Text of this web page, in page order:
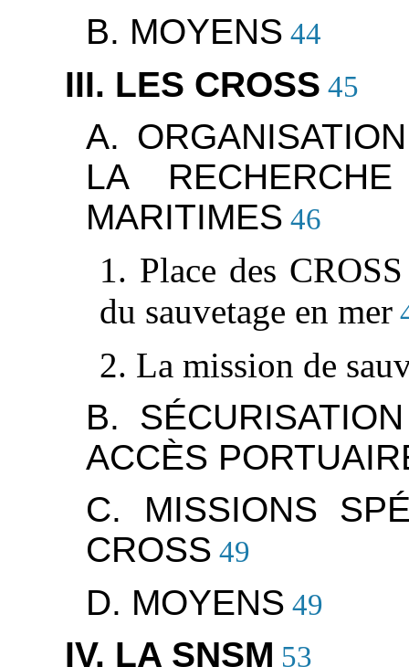
B. MOYENS 44
III. LES CROSS 45
A.
LA
MARITIMES 46
1. Place des
du sauvetage en mer
2. La mission de
B.
ACCÈS
C. MISSIONS
CROSS 49
D. MOYENS 49
IV. LA SNSM 53